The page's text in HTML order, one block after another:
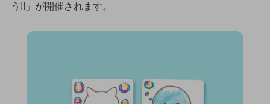
う!!」が開催されます。